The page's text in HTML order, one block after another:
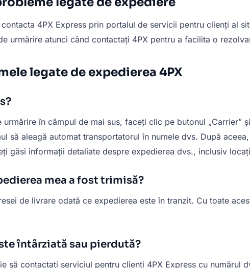
4PX Express prin portalul de servicii pentru clienți al
urmărire atunci când contactați 4PX pentru a facilita o
legate de expedierea 4PX
în câmpul de mai sus, faceți clic pe butonul „Carrier”
să aleagă automat transportatorul în numele dvs. După
găsi informații detaliate despre expedierea dvs., inclusiv
mea a fost trimisă?
de livrare odată ce expedierea este în tranzit. Cu toate
întârziată sau pierdută?
să contactați serviciul pentru clienți 4PX Express cu numărul